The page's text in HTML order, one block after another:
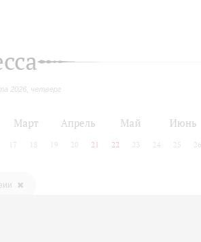
2026, четверг
Март Апрель Май Июнь
17 18 19 20 21 22 23 24 25 26